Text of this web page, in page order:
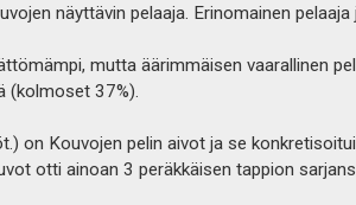
näyttävin pelaaja. Erinomainen
mutta äärimmäisen vaarallinen
(kolmoset 37%).
on Kouvojen pelin aivot ja se
otti ainoan 3 peräkkäisen tappion